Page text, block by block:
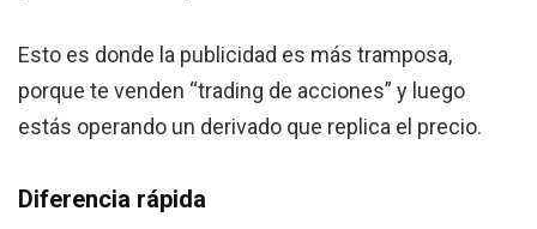
Esto es donde la publicidad es más tramposa,
porque te venden “trading de acciones” y luego
estás operando un derivado que replica el precio.
Diferencia rápida